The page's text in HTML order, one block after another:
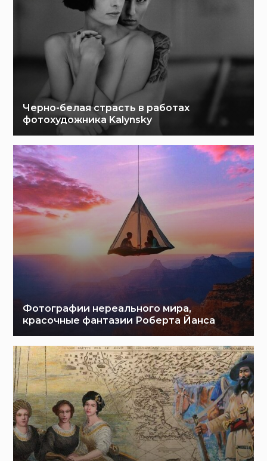
Черно-белая страсть в работах
фотохудожника Kalynsky
Фотографии нереального мира,
красочные фантазии Роберта Йанса